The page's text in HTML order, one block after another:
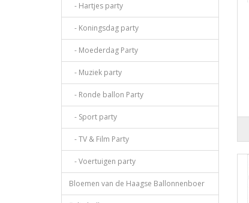
- Hartjes party
- Koningsdag party
- Moederdag Party
- Muziek party
- Ronde ballon Party
- Sport party
- TV & Film Party
- Voertuigen party
Bloemen van de Haagse Ballonnenboer